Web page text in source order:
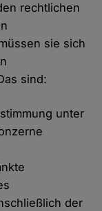
rechtlichen
sie sich
sind:
unter
der